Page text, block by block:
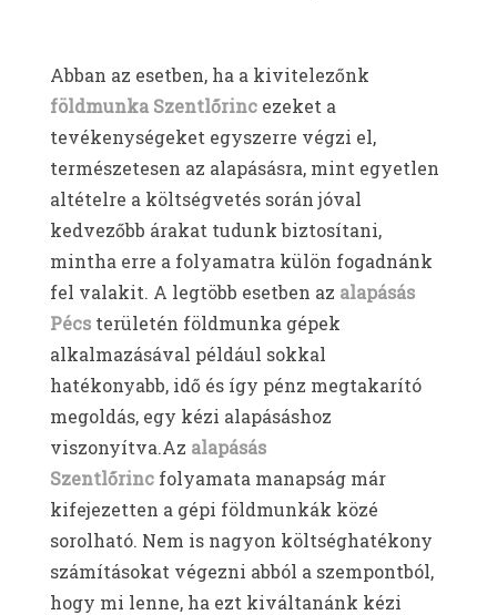
Abban az esetben, ha a kivitelezőnk
földmunka Szentlőrinc ezeket a
tevékenységeket egyszerre végzi el,
természetesen az alapásásra, mint egyetlen
altételre a költségvetés során jóval
kedvezőbb árakat tudunk biztosítani,
mintha erre a folyamatra külön fogadnánk
fel valakit. A legtöbb esetben az alapásás
Pécs területén földmunka gépek
alkalmazásával például sokkal
hatékonyabb, idő és így pénz megtakarító
megoldás, egy kézi alapásáshoz
viszonyítva.Az alapásás
Szentlőrinc folyamata manapság már
kifejezetten a gépi földmunkák közé
sorolható. Nem is nagyon költséghatékony
számításokat végezni abból a szempontból,
hogy mi lenne, ha ezt kiváltanánk kézi